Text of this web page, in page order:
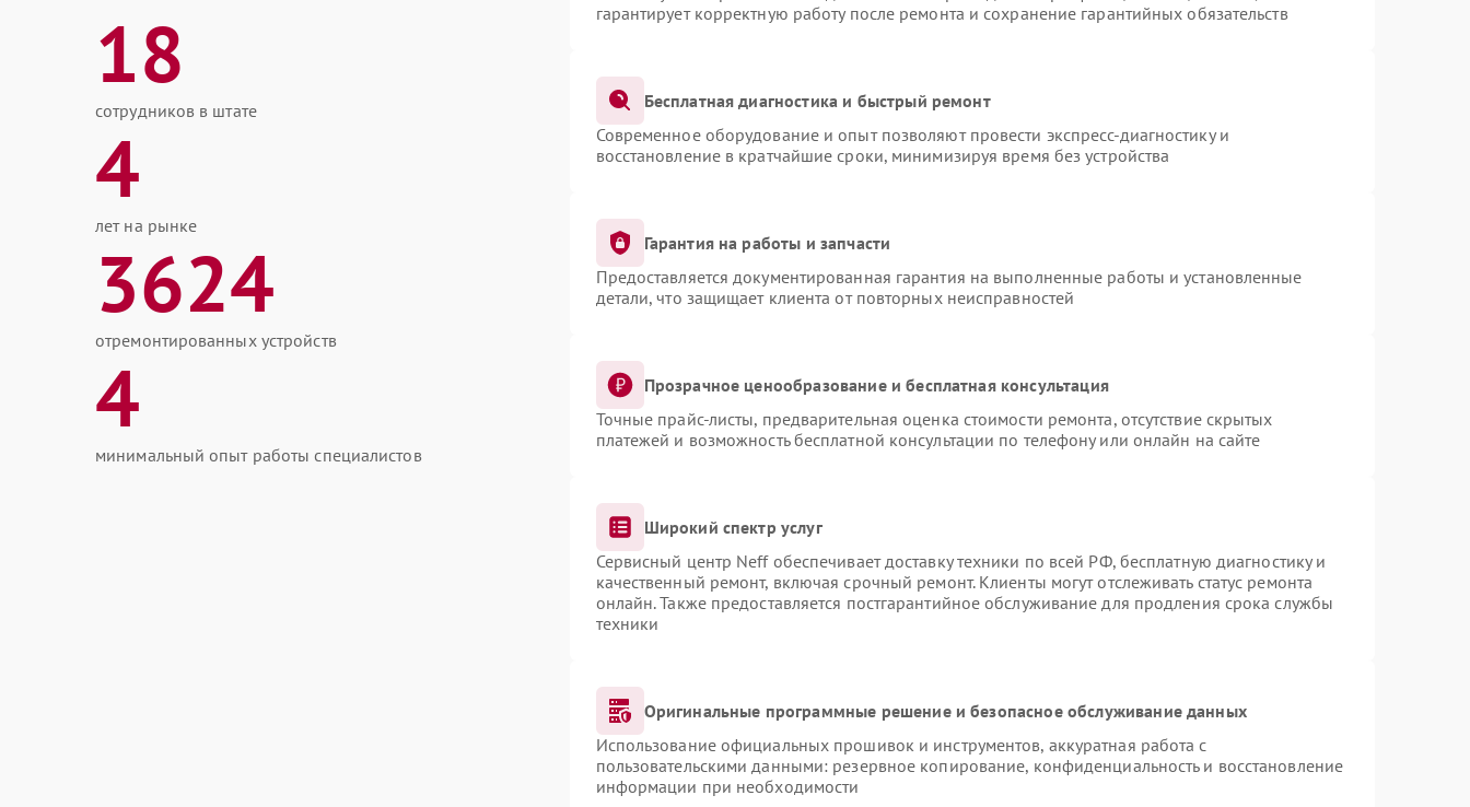
18
сотрудников в штате
4
лет на рынке
3624
отремонтированных устройств
4
минимальный опыт работы специалистов
гарантирует корректную работу после ремонта и сохранение гарантийных обязательств
Бесплатная диагностика и быстрый ремонт
Современное оборудование и опыт позволяют провести экспресс-диагностику и
восстановление в кратчайшие сроки, минимизируя время без устройства
Гарантия на работы и запчасти
Предоставляется документированная гарантия на выполненные работы и установленные
детали, что защищает клиента от повторных неисправностей
Прозрачное ценообразование и бесплатная консультация
Точные прайс-листы, предварительная оценка стоимости ремонта, отсутствие скрытых
платежей и возможность бесплатной консультации по телефону или онлайн на сайте
Широкий спектр услуг
Сервисный центр Neff обеспечивает доставку техники по всей РФ, бесплатную диагностику и
качественный ремонт, включая срочный ремонт. Клиенты могут отслеживать статус ремонта
онлайн. Также предоставляется постгарантийное обслуживание для продления срока службы
техники
Оригинальные программные решение и безопасное обслуживание данных
Использование официальных прошивок и инструментов, аккуратная работа с
пользовательскими данными: резервное копирование, конфиденциальность и восстановление
информации при необходимости